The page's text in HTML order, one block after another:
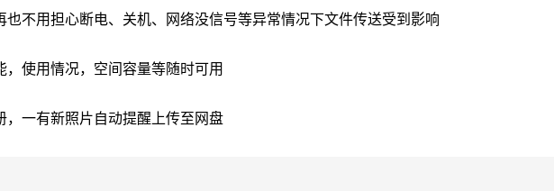
也不用担心断电、关机、网络没信号等异常情况下文件传送受到影响
使用情况，空间容量等随时可用
，一有新照片自动提醒上传至网盘